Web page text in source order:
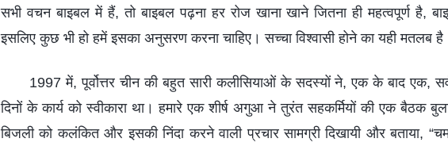
सभी वचन बाइबल में हैं, तो बाइबल पढ़ना हर रोज खाना खाने जितना ही महत्वपूर्ण है,
इसलिए कुछ भी हो हमें इसका अनुसरण करना चाहिए। सच्चा विश्वासी होने का यही मतलब
1997 में, पूर्वोत्तर चीन की बहुत सारी कलीसियाओं के सदस्यों ने, एक के बाद एक,
दिनों के कार्य को स्वीकारा था। हमारे एक शीर्ष अगुआ ने तुरंत सहकर्मियों की एक बैठक
बिजली को कलंकित और इसकी निंदा करने वाली प्रचार सामग्री दिखायी और बताया,